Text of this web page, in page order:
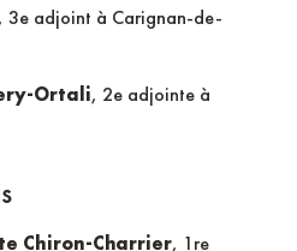
, 3e adjoint à Carignan-de-
Ortali, 2e adjointe à
Chiron-Charrier, 1re